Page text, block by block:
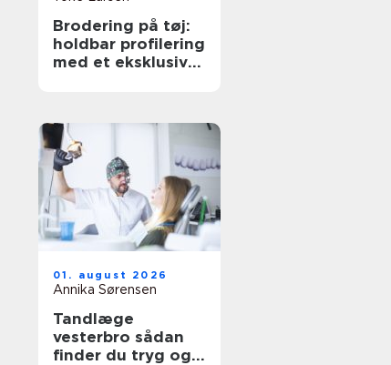
Brodering på tøj:
holdbar profilering
med et eksklusivt
01. august 2026
Annika Sørensen
Tandlæge
vesterbro sådan
finder du tryg og